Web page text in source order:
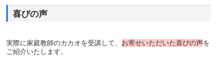
喜びの声
実際に家庭教師のカカオを受講して、 お寄せいただいた喜びの声を
ご紹介いたします。